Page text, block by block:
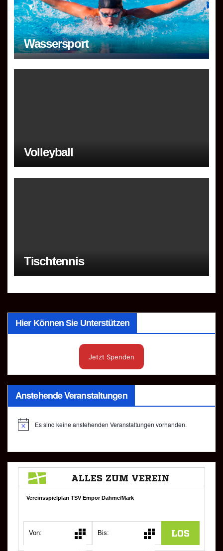
Wassersport
Volleyball
Tischtennis
Hier Können Sie Unterstützen
Jetzt Spenden
Anstehende Veranstaltungen
H
w
i
Es sind keine anstehenden Veranstaltungen vorhanden.